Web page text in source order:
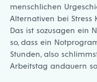
menschlichen
Alternativen bei Stress
Das ist sozusagen ein
so, dass ein
Stunden, also
Arbeitstag andauern